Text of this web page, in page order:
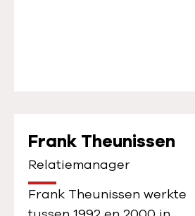
Frank Theunissen
Relatiemanager
Frank Theunissen werkte